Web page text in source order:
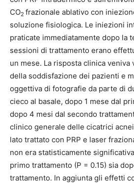
CO2 frazionale ablativo con
soluzione fisiologica. Le iniezioni
praticate immediatamente dopo la
sessioni di trattamento erano
un mese. La risposta clinica veniva
della soddisfazione dei pazienti e
oggettiva di fotografie da parte di
cieco al basale, dopo 1 mese dal
dopo 4 mesi dal secondo
clinico generale delle cicatrici
lato trattato con PRP e laser
non era statisticamente
primo trattamento (P = 0.15) sia
trattamento. In aggiunta gli effetti